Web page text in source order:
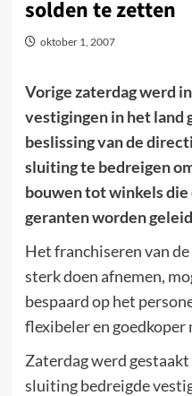
solden te zetten
oktober 1, 2007
Vorige zaterdag werd
vestigingen in het land
beslissing van de
sluiting te bedreigen
bouwen tot winkels
geranten worden
Het franchiseren van
sterk doen afnemen,
bespaard op het
flexibeler en goedkoper
Zaterdag werd
sluiting bedreigde